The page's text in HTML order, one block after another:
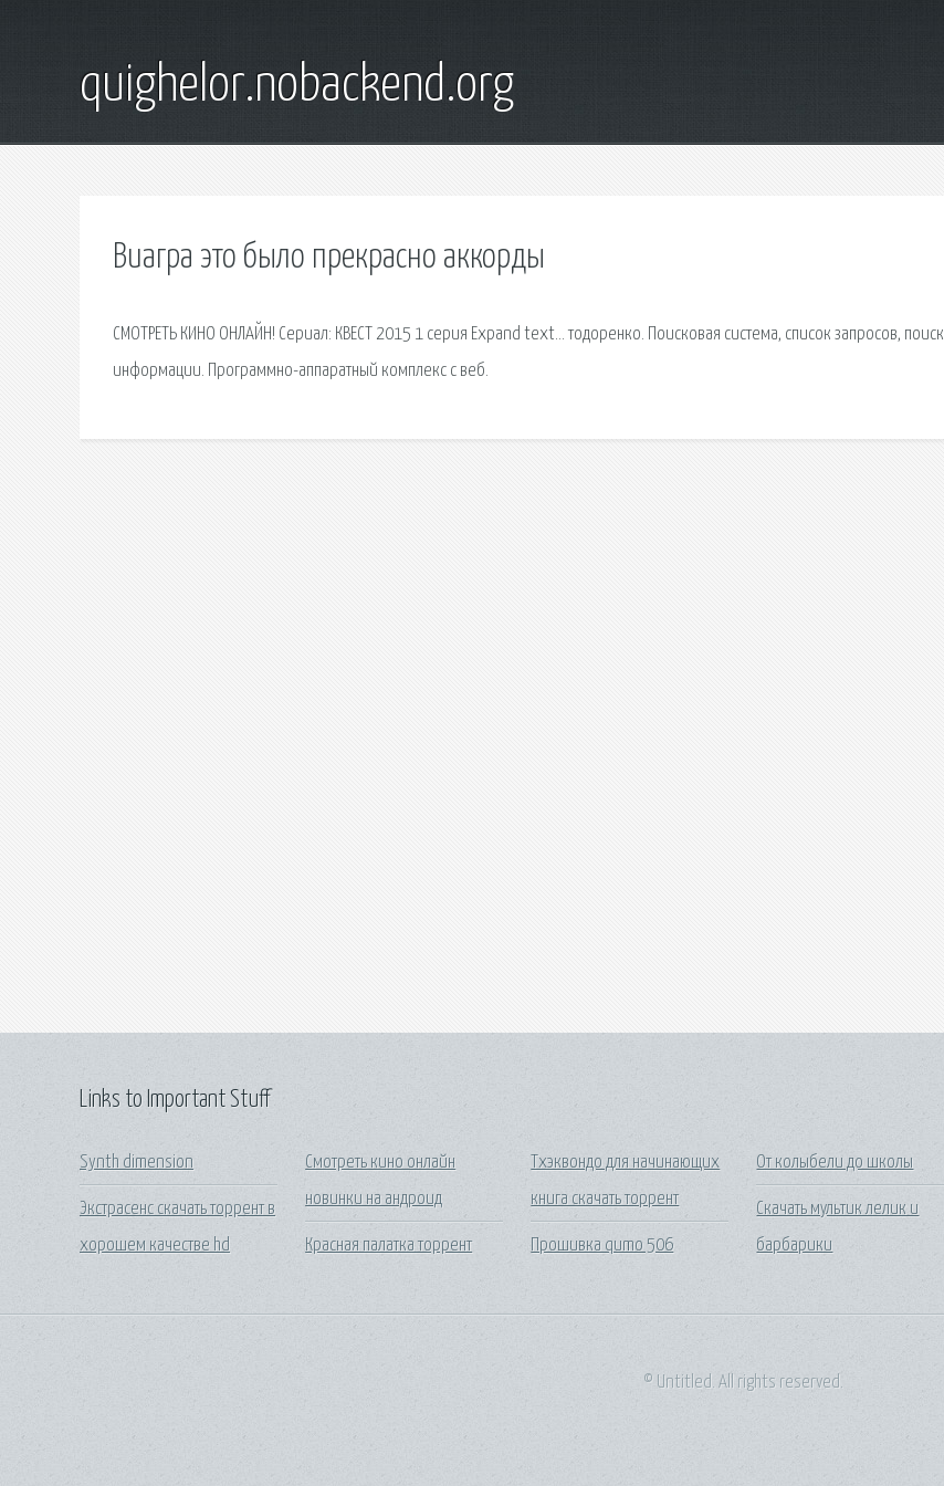
quighelor.nobackend.org
Виагра это было прекрасно аккорды
СМОТРЕТЬ КИНО ОНЛАЙН! Сериал: КВЕСТ 2015 1 серия Expand text… тодоренко. Поисковая сиcтема, список запросов, поиск
информации. Программно-аппаратный комплекс с веб.
Links to Important Stuff
Synth dimension
Экстрасенс скачать торрент в
хорошем качестве hd
Смотреть кино онлайн
новинки на андроид
Красная палатка торрент
Тхэквондо для начинающих
книга скачать торрент
Прошивка qumo 506
От колыбели до школы
Скачать мультик лелик и
барбарики
© Untitled. All rights reserved.